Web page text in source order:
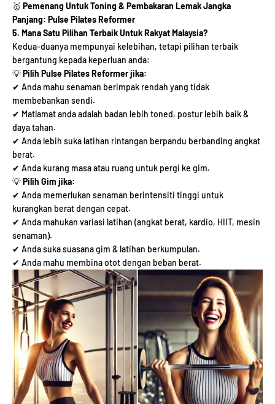
🥇 Pemenang Untuk Toning & Pembakaran Lemak Jangka
Panjang: Pulse Pilates Reformer
5. Mana Satu Pilihan Terbaik Untuk Rakyat Malaysia?
Kedua-duanya mempunyai kelebihan, tetapi pilihan terbaik
bergantung kepada keperluan anda:
💡Pilih Pulse Pilates Reformer jika:
✔ Anda mahu senaman berimpak rendah yang tidak
membebankan sendi.
✔ Matlamat anda adalah badan lebih toned, postur lebih baik &
daya tahan.
✔ Anda lebih suka latihan rintangan berpandu berbanding angkat
berat.
✔ Anda kurang masa atau ruang untuk pergi ke gim.
💡Pilih Gim jika:
✔ Anda memerlukan senaman berintensiti tinggi untuk
kurangkan berat dengan cepat.
✔ Anda mahukan variasi latihan (angkat berat, kardio, HIIT, mesin
senaman).
✔ Anda suka suasana gim & latihan berkumpulan.
✔ Anda mahu membina otot dengan beban berat.